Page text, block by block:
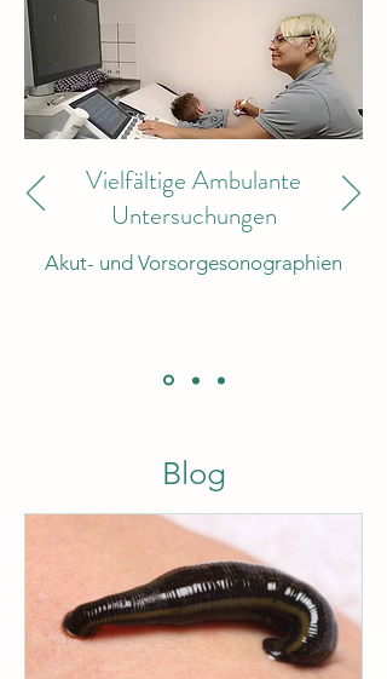
Vielfältige Ambulante
Untersuchungen
Akut- und Vorsorgesonographien
Blog